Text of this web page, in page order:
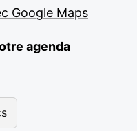
Google Maps
agenda